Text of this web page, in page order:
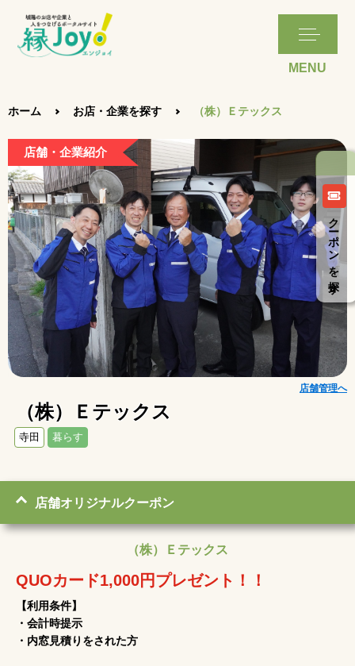
クーポンを探す
ホーム お店・企業を探す （株）Ｅテックス
店舗・企業紹介
店舗管理へ
（株）Ｅテックス
寺田 暮らす
店舗オリジナルクーポン
（株）Ｅテックス
QUOカード1,000円プレゼント！！
【利用条件】
・会計時提示
・内窓見積りをされた方